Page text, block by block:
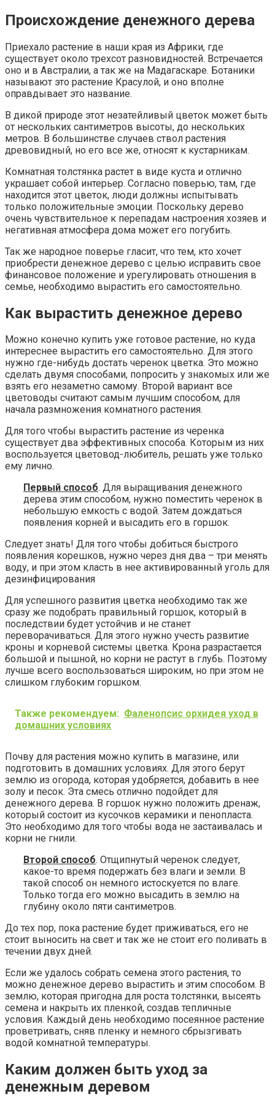
Происхождение денежного дерева
Приехало растение в наши края из Африки, где
существует около трехсот разновидностей. Встречается
оно и в Австралии, а так же на Мадагаскаре. Ботаники
называют это растение Красулой, и оно вполне
оправдывает это название.
В дикой природе этот незатейливый цветок может быть
от нескольких сантиметров высоты, до нескольких
метров. В большинстве случаев ствол растения
древовидный, но его все же, относят к кустарникам.
Комнатная толстянка растет в виде куста и отлично
украшает собой интерьер. Согласно поверью, там, где
находится этот цветок, люди должны испытывать
только положительные эмоции. Поскольку дерево
очень чувствительное к перепадам настроения хозяев и
негативная атмосфера дома может его погубить.
Так же народное поверье гласит, что тем, кто хочет
приобрести денежное дерево с целью исправить свое
финансовое положение и урегулировать отношения в
семье, необходимо вырастить его самостоятельно.
Как вырастить денежное дерево
Можно конечно купить уже готовое растение, но куда
интереснее вырастить его самостоятельно. Для этого
нужно где-нибудь достать черенок цветка. Это можно
сделать двумя способами, попросить у знакомых или же
взять его незаметно самому. Второй вариант все
цветоводы считают самым лучшим способом, для
начала размножения комнатного растения.
Для того чтобы вырастить растение из черенка
существует два эффективных способа. Которым из них
воспользуется цветовод-любитель, решать уже только
ему лично.
Первый способ. Для выращивания денежного
дерева этим способом, нужно поместить черенок в
небольшую емкость с водой. Затем дождаться
появления корней и высадить его в горшок.
Следует знать! Для того чтобы добиться быстрого
появления корешков, нужно через дня два – три менять
воду, и при этом класть в нее активированный уголь для
дезинфицирования
Для успешного развития цветка необходимо так же
сразу же подобрать правильный горшок, который в
последствии будет устойчив и не станет
переворачиваться. Для этого нужно учесть развитие
кроны и корневой системы цветка. Крона разрастается
большой и пышной, но корни не растут в глубь. Поэтому
лучше всего воспользоваться широким, но при этом не
слишком глубоким горшком.
Также рекомендуем: Фаленопсис орхидея уход в
домашних условиях
Почву для растения можно купить в магазине, или
подготовить в домашних условиях. Для этого берут
землю из огорода, которая удобряется, добавить в нее
золу и песок. Эта смесь отлично подойдет для
денежного дерева. В горшок нужно положить дренаж,
который состоит из кусочков керамики и пенопласта.
Это необходимо для того чтобы вода не застаивалась и
корни не гнили.
Второй способ. Отщипнутый черенок следует,
какое-то время подержать без влаги и земли. В
такой способ он немного истоскуется по влаге.
Только тогда его можно высадить в землю на
глубину около пяти сантиметров.
До тех пор, пока растение будет приживаться, его не
стоит выносить на свет и так же не стоит его поливать в
течении двух дней.
Если же удалось собрать семена этого растения, то
можно денежное дерево вырастить и этим способом. В
землю, которая пригодна для роста толстянки, высеять
семена и накрыть их пленкой, создав тепличные
условия. Каждый день необходимо посеянное растение
проветривать, сняв пленку и немного сбрызгивать
водой комнатной температуры.
Каким должен быть уход за
денежным деревом